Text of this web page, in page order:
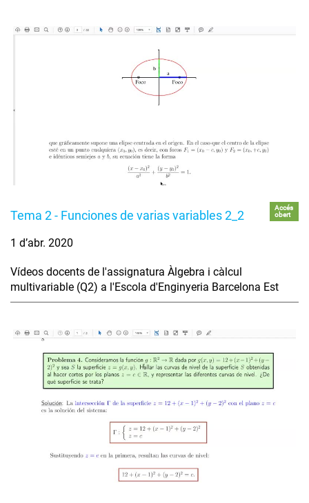
Tema 2 - Funciones de varias variables 2_2
Accés
obert
1 d’abr. 2020
Vídeos docents de l'assignatura Àlgebra i càlcul
multivariable (Q2) a l'Escola d'Enginyeria Barcelona Est